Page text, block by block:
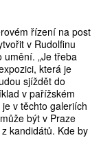
řízení na post
v Rudolfinu
umění. „Je třeba
která je
sjíždět do
v pařížském
v těchto galeriích
být v Praze
kandidátů. Kde by